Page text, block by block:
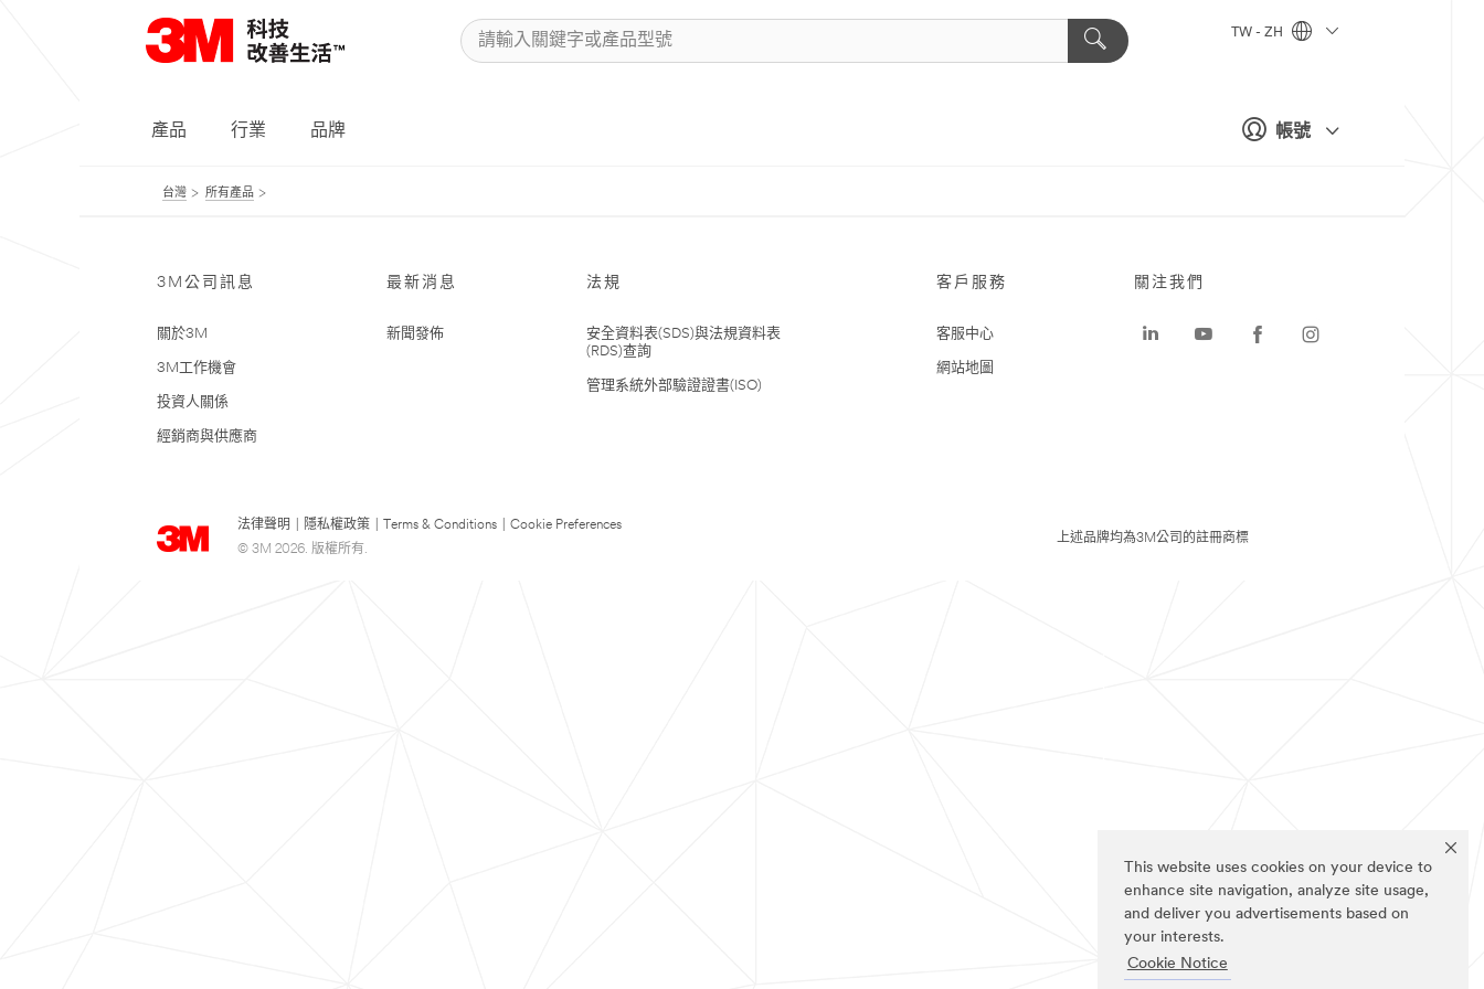
This website uses cookies on your device to
enhance site navigation, analyze site usage,
and deliver you advertisements based on
your interests.
Cookie Notice
帳號
TW - ZH
產品 行業 品牌
台灣 所有產品
3M公司訊息
關於3M
3M工作機會
投資人關係
經銷商與供應商
最新消息
新聞發佈
法規
安全資料表(SDS)與法規資料表
(RDS)查詢
管理系統外部驗證證書(ISO)
客戶服務
客服中心
網站地圖
法律聲明 隱私權政策 Terms & Conditions
Cookie Preferences
© 3M 2026. 版權所有.
關注我們
上述品牌均為3M公司的註冊商標